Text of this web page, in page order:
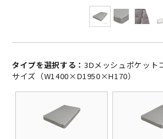
タイプを選択する： 3Dメッシュポケット
サイズ（W1400×D1950×H170）